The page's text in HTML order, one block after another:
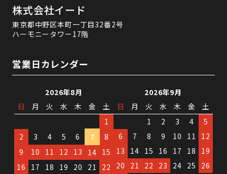
株式会社イード
東京都中野区本町一丁目32番2号
ハーモニータワー17階
営業日カレンダー
2026年8月
日
月 火 水 木 金
土
1
2
3 4 5 6 7
8
9
10 11 12 13 14 15
16
17 18 19 20 21
22
2026年9月
日
月 火 水 木 金
土
1
2 3 4
5
6
7 8 9 10 11
12
13
14 15 16 17 18
19
20
21 22 23 24 25
26